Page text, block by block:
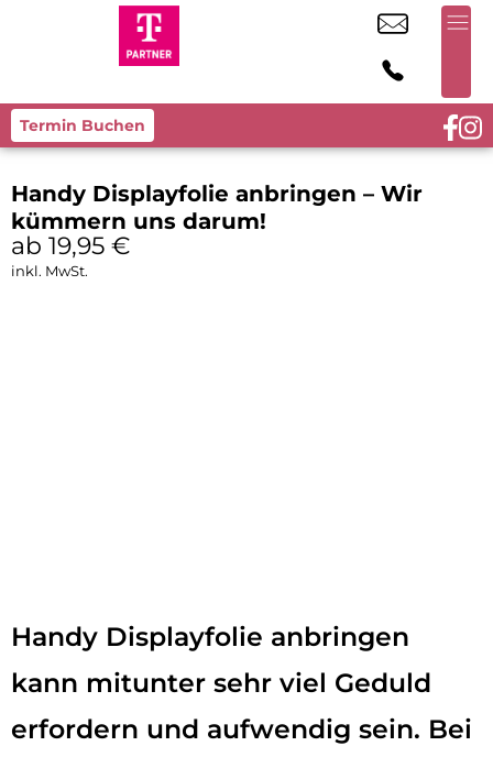
Termin Buchen
Handy Displayfolie anbringen – Wir
kümmern uns darum!
ab 19,95 €
inkl. MwSt.
Handy Displayfolie anbringen
kann mitunter sehr viel Geduld
erfordern und aufwendig sein. Bei